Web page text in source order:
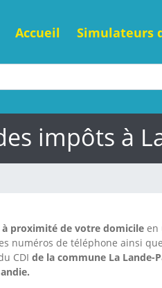
Accueil Simulateurs
impôts à
proximité de votre domicile en
numéros de téléphone ainsi
CDI de la commune La Lande-